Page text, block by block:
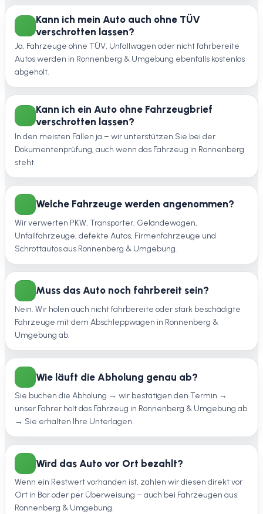
Kann ich mein Auto auch ohne TÜV
verschrotten lassen?
Ja, Fahrzeuge ohne TÜV, Unfallwagen oder nicht fahrbereite
Autos werden in Ronnenberg & Umgebung ebenfalls kostenlos
abgeholt.
Kann ich ein Auto ohne Fahrzeugbrief
verschrotten lassen?
In den meisten Fällen ja – wir unterstützen Sie bei der
Dokumentenprüfung, auch wenn das Fahrzeug in Ronnenberg
steht.
Welche Fahrzeuge werden angenommen?
Wir verwerten PKW, Transporter, Geländewagen,
Unfallfahrzeuge, defekte Autos, Firmenfahrzeuge und
Schrottautos aus Ronnenberg & Umgebung.
Muss das Auto noch fahrbereit sein?
Nein. Wir holen auch nicht fahrbereite oder stark beschädigte
Fahrzeuge mit dem Abschleppwagen in Ronnenberg &
Umgebung ab.
Wie läuft die Abholung genau ab?
Sie buchen die Abholung → wir bestätigen den Termin →
unser Fahrer holt das Fahrzeug in Ronnenberg & Umgebung ab
→ Sie erhalten Ihre Unterlagen.
Wird das Auto vor Ort bezahlt?
Wenn ein Restwert vorhanden ist, zahlen wir diesen direkt vor
Ort in Bar oder per Überweisung – auch bei Fahrzeugen aus
Ronnenberg & Umgebung.